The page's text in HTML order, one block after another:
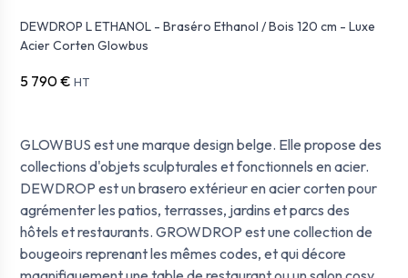
GLOWBUS est une marque design belge. Elle propose des
collections d'objets sculpturales et fonctionnels en acier.
DEWDROP est un brasero extérieur en acier corten pour
agrémenter les patios, terrasses, jardins et parcs des
hôtels et restaurants. GROWDROP est une collection de
bougeoirs reprenant les mêmes codes, et qui décore
DEWDROP L ETHANOL - Braséro Ethanol / Bois 120 cm - Luxe
Acier Corten Glowbus
5 790 € HT